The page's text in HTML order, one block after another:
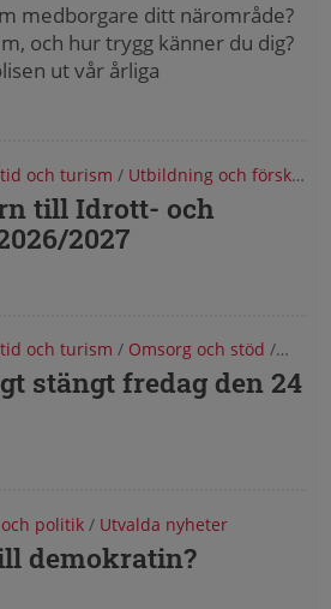
medborgare ditt närområde?
och hur trygg känner du dig?
ut vår årliga
I dagarna komme...
och turism / Utbildning och förskola
till Idrott- och
2027
och turism / Omsorg och stöd /
stängt fredag den 24
politik/ Utvalda nyheter
demokratin?